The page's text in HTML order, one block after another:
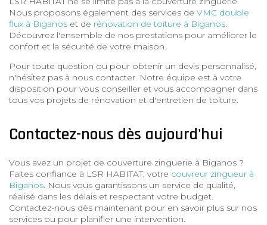
Nous proposons également des services de VMC double
flux à Biganos et de rénovation de toiture à Biganos.
Découvrez l'ensemble de nos prestations pour améliorer le
confort et la sécurité de votre maison.
Pour toute question ou pour obtenir un devis personnalisé,
n'hésitez pas à nous contacter. Notre équipe est à votre
disposition pour vous conseiller et vous accompagner dans
tous vos projets de rénovation et d'entretien de toiture.
Contactez-nous dès aujourd'hui
Vous avez un projet de couverture zinguerie à Biganos ?
Faites confiance à LSR HABITAT, votre couvreur zingueur à
Biganos. Nous vous garantissons un service de qualité,
réalisé dans les délais et respectant votre budget.
Contactez-nous dès maintenant pour en savoir plus sur nos
services ou pour planifier une intervention.